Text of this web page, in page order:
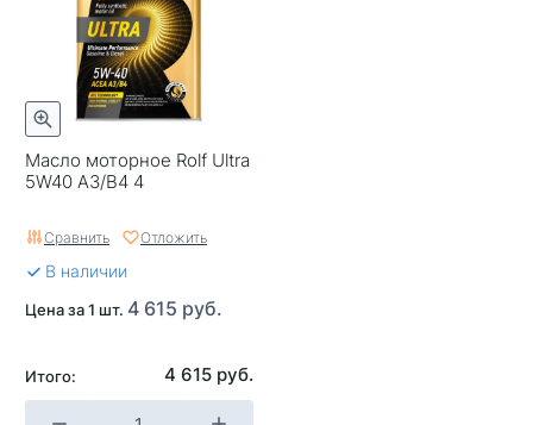
Масло моторное Rolf Ultra
5W40 A3/B4 4
Сравнить Отложить
В наличии
Цена за 1 шт. 4 615 руб.
Итого: 4 615 руб.